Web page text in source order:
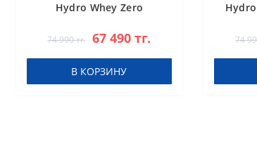
Hydro Whey Zero
74 990 тг. 67 490 тг.
В КОРЗИНУ
74